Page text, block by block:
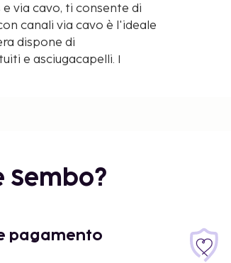
via cavo, ti consente di
canali via cavo è l'ideale
dispone di
e asciugacapelli. I
Sembo?
pagamento